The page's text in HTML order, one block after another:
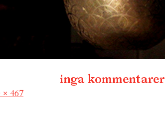
inga kommentarer
× 467